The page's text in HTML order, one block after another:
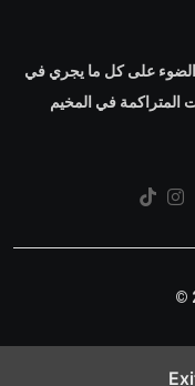
على كل ما يجري في
المتراكمة في المخيم